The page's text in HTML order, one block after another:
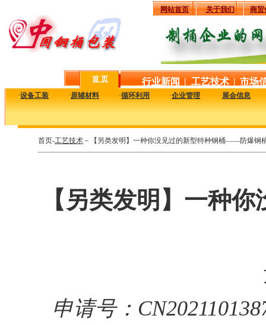
网站首页 关于我们 商贸
首 页 行业新闻 | 工艺技术 | 市场
·设备工装 ·原辅材料 ·循环利用 ·企业管理 ·展会信息
首页-工艺技术 －【另类发明】一种你没见过的新型特种钢桶——防爆钢
【另类发明】一种
申请号：